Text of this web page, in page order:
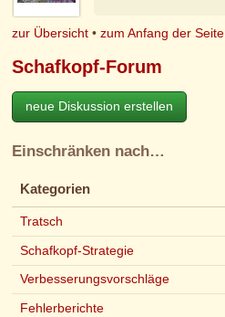
zur Übersicht •zum Anfang der Seite
Schafkopf-Forum
neue Diskussion erstellen
Einschränken nach…
Kategorien
Tratsch
Schafkopf-Strategie
Verbesserungsvorschläge
Fehlerberichte